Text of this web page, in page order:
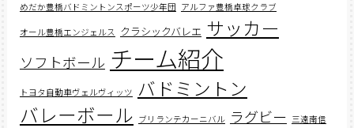
めだか豊橋バドミントンスポーツ少年団 アルファ豊橋卓球クラブ
オール豊橋エンジェルス クラシックバレエ サッカー
ソフトボール チーム紹介
トヨタ自動車ヴェルヴィッツ バドミントン
バレーボール ブリランテカーニバル ラグビー 三遠南信